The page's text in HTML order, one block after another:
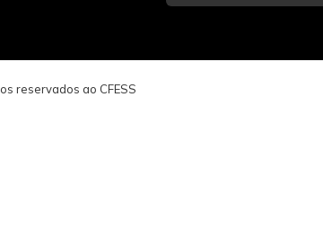
reservados ao CFESS